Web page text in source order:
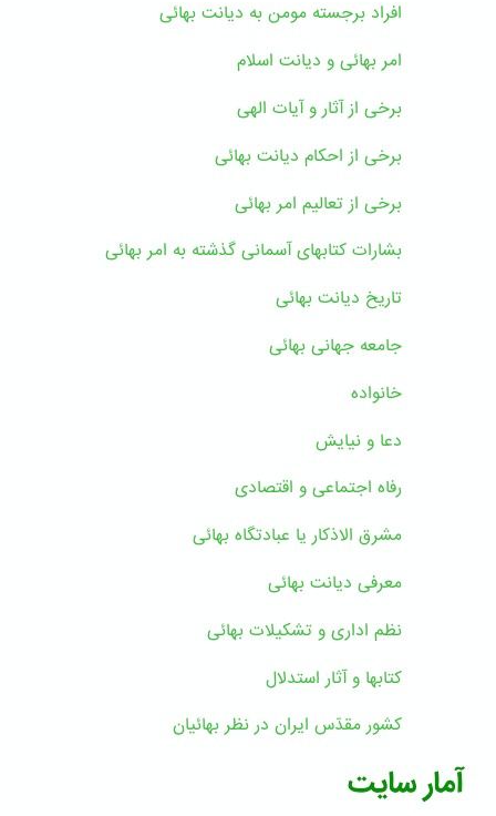
افراد برجسته مومن به دیانت بهائی
امر بهائی و دیانت اسلام
برخی از آثار و آیات الهی
برخی از احکام دیانت بهائی
برخی از تعالیم امر بهائی
بشارات کتابهای آسمانی گذشته به امر بهائی
تاریخ دیانت بهائی
جامعه جهانی بهائی
خانواده
دعا و نیایش
رفاه اجتماعی و اقتصادی
مشرق الاذکار یا عبادتگاه بهائی
معرفی دیانت بهائی
نظم اداری و تشکیلات بهائی
کتابها و آثار استدلال
کشور مقدّس ایران در نظر بهائیان
آمار سایت